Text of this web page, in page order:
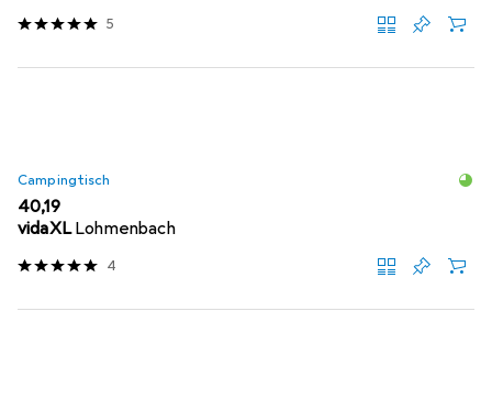
5
Campingtisch
EUR
40,19
vidaXL Lohmenbach
4